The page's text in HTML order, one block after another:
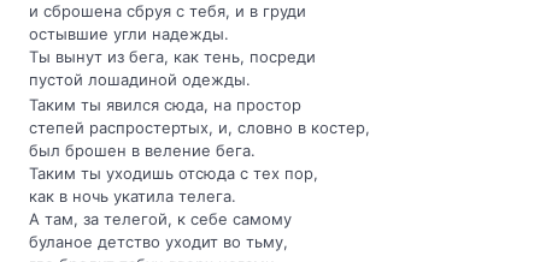
и сброшена сбруя с тебя, и в груди
остывшие угли надежды.
Ты вынут из бега, как тень, посреди
пустой лошадиной одежды.
Таким ты явился сюда, на простор
степей распростертых, и, словно в костер,
был брошен в веление бега.
Таким ты уходишь отсюда с тех пор,
как в ночь укатила телега.
А там, за телегой, к себе самому
буланое детство уходит во тьму,